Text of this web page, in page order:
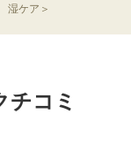
湿ケア＞
チコミ